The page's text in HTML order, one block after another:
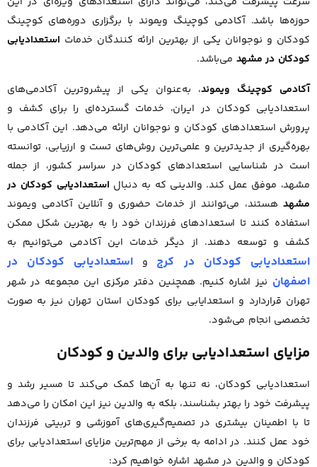
حوزه‌ها باشد. آکادمی کوچینگ ویموند با برگزاری دوره‌های کوچینگ
کودکان و نوجوانان یکی از بهترین ارائه کنندگان خدمات استعدادیابی
کودکان در مشهد می‌باشد.
آکادمی کوچینگ ویموند، به‌عنوان یکی از پیشروترین آکادمی‌های
استعدادیابی کودکان در ایران، خدمات گسترده‌ای را برای کشف و
پرورش استعدادهای کودکان و نوجوانان ارائه می‌دهد. این آکادمی با
بهره‌گیری از جدیدترین و علمی‌ترین روش‌های تست و ارزیابی، توانسته
است در شناسایی استعدادهای کودکان در سراسر کشور، از جمله
مشهد، موفق عمل کند. والدینی که به دنبال استعدادیابی کودکان در
مشهدهستند، می‌توانند از خدمات حضوری و آنلاین آکادمی ویموند
استفاده کنند تا استعدادهای فرزندان خود را به بهترین شکل ممکن
کشف و توسعه دهند. از دیگر خدمات این آکادمی می‌توانیم به
استعدادیابی کودکان در کرج و استعدادیابی کودکان در
اصفهان نیز اشاره کنیم. همچنین دفتر مرکزی این مجموعه در شهر
تهران قراردارد و استعدایابی برای کودکان استان تهران نیز به صورت
تخصصی انجام می‌شود.
مزایای استعدادیابی برای والدین و کودکان
استعدادیابی کودکان، نه تنها به آن‌ها کمک می‌کند تا مسیر رشد و
پیشرفت خود را بهتر بشناسند، بلکه به والدین نیز این امکان را می‌دهد
تا با اطمینان بیشتری در تصمیم‌گیری‌های آموزشی و تربیتی فرزندان
خود عمل کنند. در ادامه به برخی از مهم‌ترین مزایای استعدادیابی برای
کودکان و والدین در مشهد اشاره خواهیم کرد: